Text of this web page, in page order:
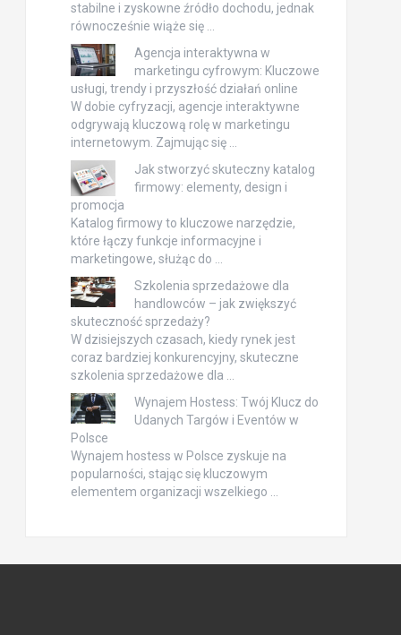
stabilne i zyskowne źródło dochodu, jednak
równocześnie wiąże się …
Agencja interaktywna w
marketingu cyfrowym: Kluczowe
usługi, trendy i przyszłość działań online
W dobie cyfryzacji, agencje interaktywne
odgrywają kluczową rolę w marketingu
internetowym. Zajmując się …
Jak stworzyć skuteczny katalog
firmowy: elementy, design i
promocja
Katalog firmowy to kluczowe narzędzie,
które łączy funkcje informacyjne i
marketingowe, służąc do …
Szkolenia sprzedażowe dla
handlowców – jak zwiększyć
skuteczność sprzedaży?
W dzisiejszych czasach, kiedy rynek jest
coraz bardziej konkurencyjny, skuteczne
szkolenia sprzedażowe dla …
Wynajem Hostess: Twój Klucz do
Udanych Targów i Eventów w
Polsce
Wynajem hostess w Polsce zyskuje na
popularności, stając się kluczowym
elementem organizacji wszelkiego …